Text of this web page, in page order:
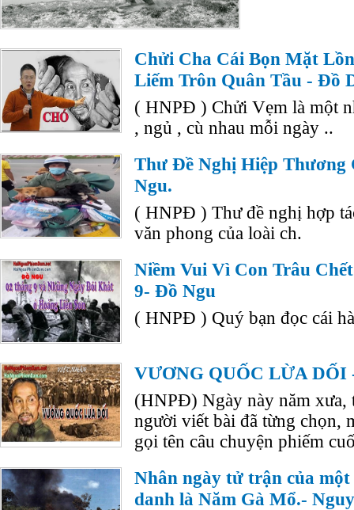
Chửi Cha Cái Bọn Mặt
Liếm Trôn Quân Tầu - Đồ
( HNPĐ ) Chửi Vẹm là một
, ngủ , cù nhau mỗi ngày ..
Thư Đề Nghị Hiệp Thương
Ngu.
( HNPĐ ) Thư đề nghị hợp
văn phong của loài ch.
Niềm Vui Vì Con Trâu
9- Đồ Ngu
( HNPĐ ) Quý bạn đọc cái
VƯƠNG QUỐC LỪA DỐI
(HNPĐ) Ngày này năm xưa,
người viết bài đã từng chọn,
gọi tên câu chuyện phiếm
Nhân ngày tử trận của
danh là Năm Gà Mổ.-